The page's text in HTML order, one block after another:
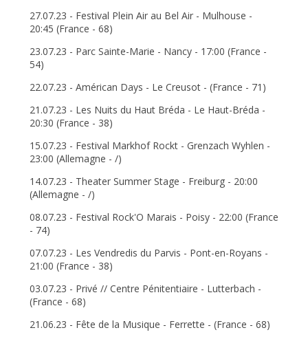
27.07.23 - Festival Plein Air au Bel Air - Mulhouse -
20:45 (France - 68)
23.07.23 - Parc Sainte-Marie - Nancy - 17:00 (France -
54)
22.07.23 - Américan Days - Le Creusot - (France - 71)
21.07.23 - Les Nuits du Haut Bréda - Le Haut-Bréda -
20:30 (France - 38)
15.07.23 - Festival Markhof Rockt - Grenzach Wyhlen -
23:00 (Allemagne - /)
14.07.23 - Theater Summer Stage - Freiburg - 20:00
(Allemagne - /)
08.07.23 - Festival Rock'O Marais - Poisy - 22:00 (France
- 74)
07.07.23 - Les Vendredis du Parvis - Pont-en-Royans -
21:00 (France - 38)
03.07.23 - Privé // Centre Pénitentiaire - Lutterbach -
(France - 68)
21.06.23 - Fête de la Musique - Ferrette - (France - 68)